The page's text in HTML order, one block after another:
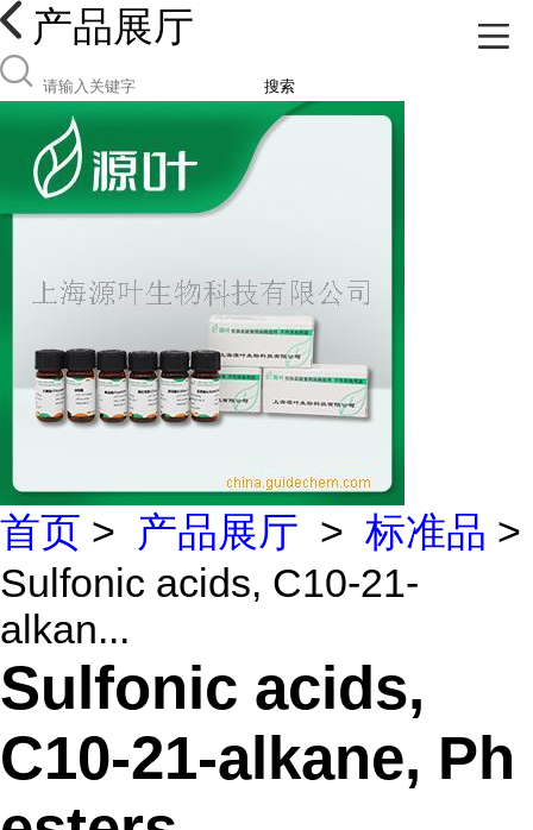
产品展厅
搜索
首页 > 产品展厅 > 标准品 >
Sulfonic acids, C10-21-
alkan...
Sulfonic acids,
C10-21-alkane, Ph